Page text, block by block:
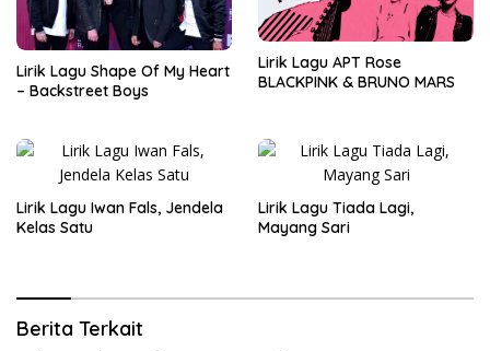
Lirik Lagu Shape Of My Heart
– Backstreet Boys
Lirik Lagu APT Rose
BLACKPINK & BRUNO MARS
Lirik Lagu Iwan Fals, Jendela
Kelas Satu
Lirik Lagu Tiada Lagi,
Mayang Sari
Berita Terkait